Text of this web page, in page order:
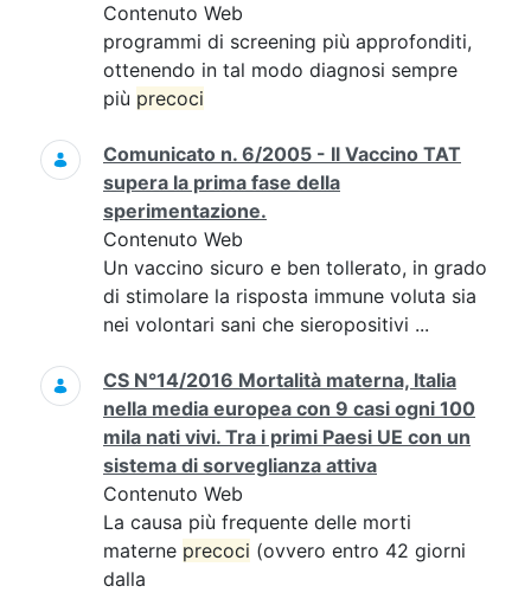
Contenuto Web
programmi di screening più approfonditi,
ottenendo in tal modo diagnosi sempre
più precoci
Comunicato n. 6/2005 - Il Vaccino TAT
supera la prima fase della
sperimentazione.
Contenuto Web
Un vaccino sicuro e ben tollerato, in grado
di stimolare la risposta immune voluta sia
nei volontari sani che sieropositivi ...
CS N°14/2016 Mortalità materna, Italia
nella media europea con 9 casi ogni 100
mila nati vivi. Tra i primi Paesi UE con un
sistema di sorveglianza attiva
Contenuto Web
La causa più frequente delle morti
materne precoci (ovvero entro 42 giorni
dalla